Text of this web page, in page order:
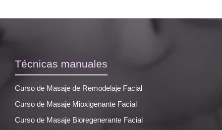
Técnicas manuales
Curso de Masaje de Remodelaje Facial
Curso de Masaje Mioxigenante Facial
Curso de Masaje Bioregenerante Facial